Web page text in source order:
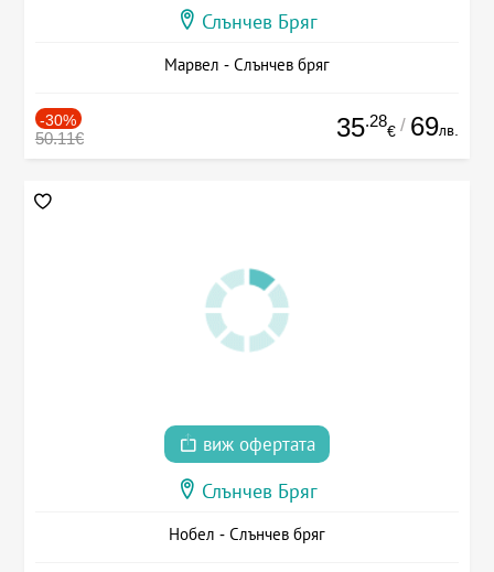
Слънчев Бряг
Марвел - Слънчев бряг
-30%
50.11€ 35.28
€ / 69лв.
виж офертата
Слънчев Бряг
Нобел - Слънчев бряг